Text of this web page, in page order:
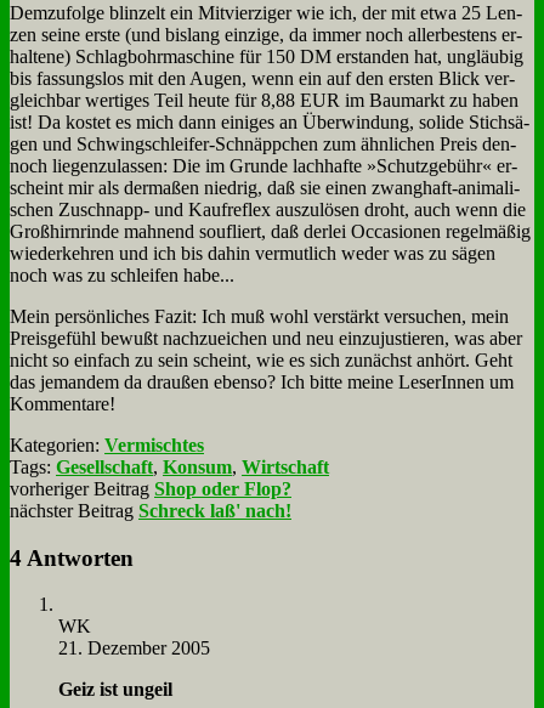
Dem­zu­fol­ge blin­zelt ein Mit­vier­zi­ger wie ich, der mit et­wa 25 Len­
zen sei­ne er­ste (und bis­lang ein­zi­ge, da im­mer noch al­ler­be­stens er­
hal­te­ne) Schlag­bohr­ma­schi­ne für 150 DM er­stan­den hat, un­gläu­big
bis fas­sungs­los mit den Au­gen, wenn ein auf den er­sten Blick ver­
gleich­bar wer­ti­ges Teil heu­te für 8,88 EUR im Bau­markt zu ha­ben
ist! Da ko­stet es mich dann ei­ni­ges an Über­win­dung, so­li­de Stich­sä­
gen und Schwing­schlei­fer-Schnäpp­chen zum ähn­li­chen Preis den­
noch lie­gen­zu­las­sen: Die im Grun­de lach­haf­te »Schutz­ge­bühr« er­
scheint mir als der­ma­ßen nied­rig, daß sie ei­nen zwang­haft-ani­ma­li­
schen Zu­schnapp- und Kauf­re­flex aus­zu­lö­sen droht, auch wenn die
Groß­hirn­rin­de mah­nend sou­fliert, daß der­lei Oc­ca­sio­nen re­gel­mä­ßig
wie­der­keh­ren und ich bis da­hin ver­mut­lich we­der was zu sä­gen
noch was zu schlei­fen ha­be...
Mein per­sön­li­ches Fa­zit: Ich muß wohl ver­stärkt ver­su­chen, mein
Preis­ge­fühl be­wußt nach­zu­ei­chen und neu ein­zu­ju­stie­ren, was aber
nicht so ein­fach zu sein scheint, wie es sich zu­nächst an­hört. Geht
das je­man­dem da drau­ßen eben­so? Ich bit­te mei­ne Le­se­rIn­nen um
Kom­men­ta­re!
Kategorien: Vermischtes
Tags: Gesellschaft, Konsum, Wirtschaft
vorheriger Beitrag Shop oder Flop?
nächster Beitrag Schreck laß' nach!
4 Antworten
WK
21. Dezember 2005
Geiz ist un­geil